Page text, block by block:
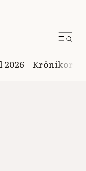
2026 Krönikor